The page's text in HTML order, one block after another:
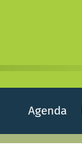
Agenda